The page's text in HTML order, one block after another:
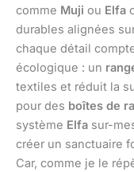
comme Muji ou Elfa
durables alignées
chaque détail
écologique : un
textiles et réduit la
pour des boîtes de
système Elfa sur-
créer un sanctuaire
Car, comme je le